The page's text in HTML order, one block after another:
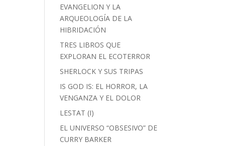
EVANGELION Y LA
ARQUEOLOGÍA DE LA
HIBRIDACIÓN
TRES LIBROS QUE
EXPLORAN EL ECOTERROR
SHERLOCK Y SUS TRIPAS
IS GOD IS: EL HORROR, LA
VENGANZA Y EL DOLOR
LESTAT (I)
EL UNIVERSO “OBSESIVO” DE
CURRY BARKER